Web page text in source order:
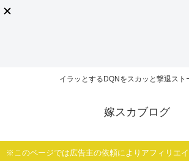
イラッとするDQNをスカッと撃退スト
嫁スカブログ
※このページでは広告主の依頼によりアフィリエ